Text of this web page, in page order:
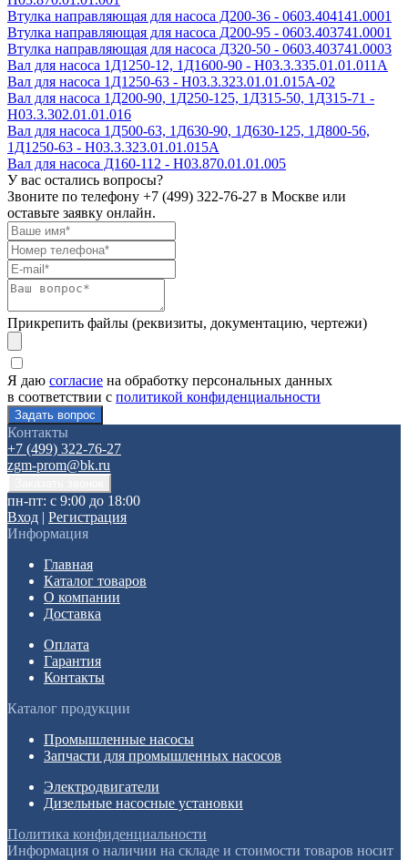
Втулка направляющая для насоса Д200-36 - 0603.404141.0001
Втулка направляющая для насоса Д200-95 - 0603.403741.0001
Втулка направляющая для насоса Д320-50 - 0603.403741.0003
Вал для насоса 1Д1250-12, 1Д1600-90 - Н03.3.335.01.01.011А
Вал для насоса 1Д1250-63 - Н03.3.323.01.01.015А-02
Вал для насоса 1Д200-90, 1Д250-125, 1Д315-50, 1Д315-71 -
Н03.3.302.01.01.016
Вал для насоса 1Д500-63, 1Д630-90, 1Д630-125, 1Д800-56,
1Д1250-63 - Н03.3.323.01.01.015А
Вал для насоса Д160-112 - Н03.870.01.01.005
У вас остались вопросы?
Звоните по телефону +7 (499) 322-76-27 в Москве или
оставьте заявку онлайн.
Прикрепить файлы (реквизиты, документацию, чертежи)
Я даю согласие на обработку персональных данных
в соответствии с политикой конфиденциальности
Контакты
+7 (499) 322-76-27
zgm-prom@bk.ru
пн-пт: с 9:00 до 18:00
Вход | Регистрация
Информация
Главная
Каталог товаров
О компании
Доставка
Оплата
Гарантия
Контакты
Каталог продукции
Промышленные насосы
Запчасти для промышленных насосов
Электродвигатели
Дизельные насосные установки
Политика конфиденциальности
Информация о наличии на складе и стоимости товаров носит